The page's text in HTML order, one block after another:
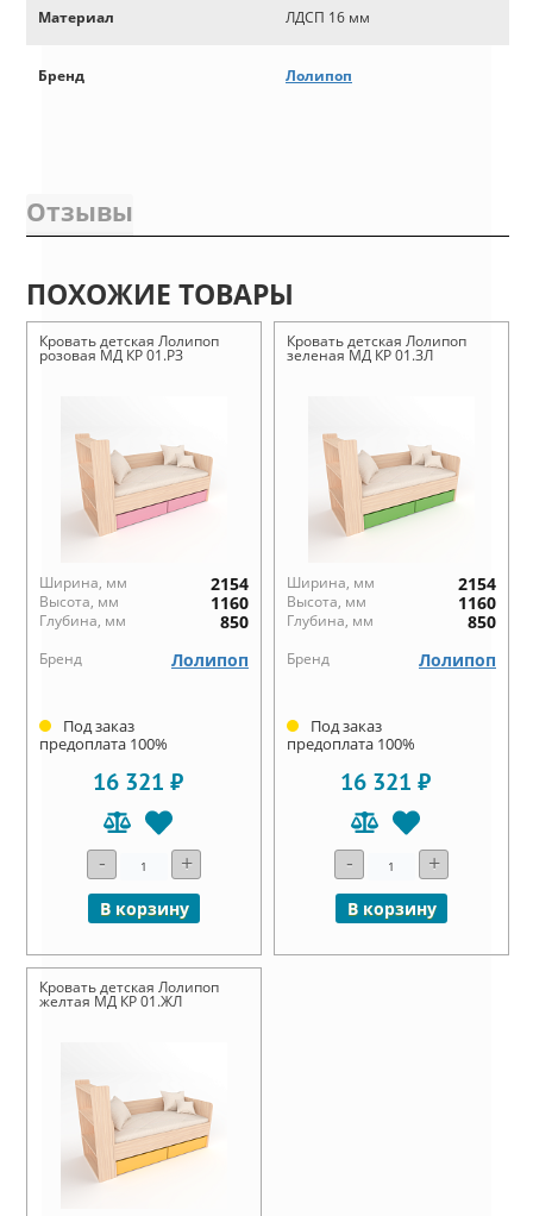
Материал ЛДСП 16 мм
Бренд Лолипоп
Отзывы
ПОХОЖИЕ ТОВАРЫ
Кровать детская Лолипоп
розовая МД КР 01.РЗ
Ширина, мм 2154
Высота, мм 1160
Глубина, мм 850
Бренд Лолипоп
Под заказ
предоплата 100%
16 321 ₽
- +
В корзину
Кровать детская Лолипоп
зеленая МД КР 01.ЗЛ
Ширина, мм 2154
Высота, мм 1160
Глубина, мм 850
Бренд Лолипоп
Под заказ
предоплата 100%
16 321 ₽
- +
В корзину
Кровать детская Лолипоп
желтая МД КР 01.ЖЛ